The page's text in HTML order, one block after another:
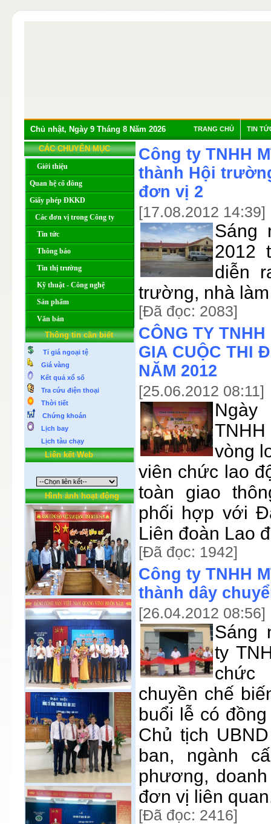
Chủ nhật, Ngày 9 Tháng 8 Năm 2026 TRANG CHỦ TIN
CÁC CHUYÊN MỤC
Giới thiệu
Quan hệ cổ đông
Giấy phép ĐKKD
Các đơn vị trong Công ty
Tin tức
Thông báo
Tin thị trường
Kỹ thuật - Công nghệ
Sản phẩm
Văn bản
Thông tin cần biết
Tỉ giá ngoại tệ
Giá vàng
Kết quả xổ số
Tra cứu điện thoại
Thời tiết
Chứng khoán
Lịch bay
Lịch tàu chạy
Liên kết Web
Hình ảnh hoạt động
Công ty TNHH
thành Hội
đơn vị 2
[17.08.2012 14:39]
Sáng
2012
diễn
trường, nhà
[Đã đọc: 2083]
CÔNG TY
GIA CUỘC THI
NĂM 2012
[25.06.2012 08:11]
vòng
viên chức lao
toàn giao
phối hợp với
Liên đoàn Lao
[Đã đọc: 1942]
Công ty TNHH
thành dây
[26.04.2012 08:56]
Sáng
ty
chức
chuyền chế
buổi lễ có
Chủ tịch
ban, ngành
phương,
đơn vị liên
[Đã đọc: 2416]